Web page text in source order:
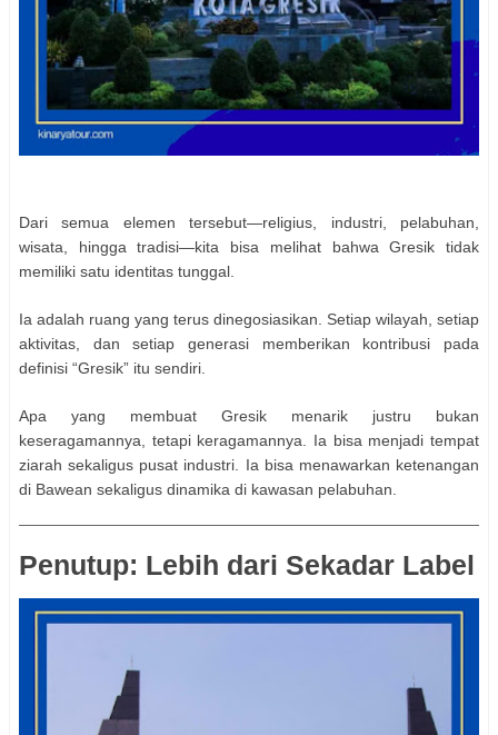
Dari semua elemen tersebut—religius, industri, pelabuhan,
wisata, hingga tradisi—kita bisa melihat bahwa Gresik tidak
memiliki satu identitas tunggal.
Ia adalah ruang yang terus dinegosiasikan. Setiap wilayah, setiap
aktivitas, dan setiap generasi memberikan kontribusi pada
definisi “Gresik” itu sendiri.
Apa yang membuat Gresik menarik justru bukan
keseragamannya, tetapi keragamannya. Ia bisa menjadi tempat
ziarah sekaligus pusat industri. Ia bisa menawarkan ketenangan
di Bawean sekaligus dinamika di kawasan pelabuhan.
Penutup: Lebih dari Sekadar Label